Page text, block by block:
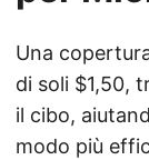
Una
di soli $1,50,
il cibo,
modo più